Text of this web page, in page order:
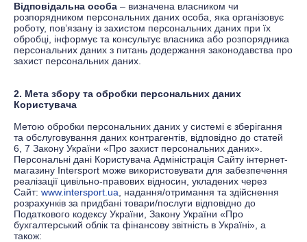
Відповідальна особа – визначена власником чи
розпорядником персональних даних особа, яка організовує
роботу, пов’язану із захистом персональних даних при їх
обробці, інформує та консультує власника або розпорядника
персональних даних з питань додержання законодавства про
захист персональних даних.
2. Мета збору та обробки персональних даних
Користувача
Метою обробки персональних даних у системі є зберігання
та обслуговування даних контрагентів, відповідно до статей
6, 7 Закону України «Про захист персональних даних».
Персональні дані Користувача Адміністрація Сайту інтернет-
магазину Іntersport може використовувати для забезпечення
реалізації цивільно-правових відносин, укладених через
Сайт: www.intersport.ua , надання/отримання та здійснення
розрахунків за придбані товари/послуги відповідно до
Податкового кодексу України, Закону України «Про
бухгалтерський облік та фінансову звітність в Україні», а
також: